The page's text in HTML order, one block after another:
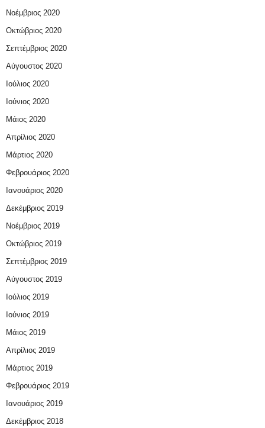
Νοέμβριος 2020
Οκτώβριος 2020
Σεπτέμβριος 2020
Αύγουστος 2020
Ιούλιος 2020
Ιούνιος 2020
Μάιος 2020
Απρίλιος 2020
Μάρτιος 2020
Φεβρουάριος 2020
Ιανουάριος 2020
Δεκέμβριος 2019
Νοέμβριος 2019
Οκτώβριος 2019
Σεπτέμβριος 2019
Αύγουστος 2019
Ιούλιος 2019
Ιούνιος 2019
Μάιος 2019
Απρίλιος 2019
Μάρτιος 2019
Φεβρουάριος 2019
Ιανουάριος 2019
Δεκέμβριος 2018